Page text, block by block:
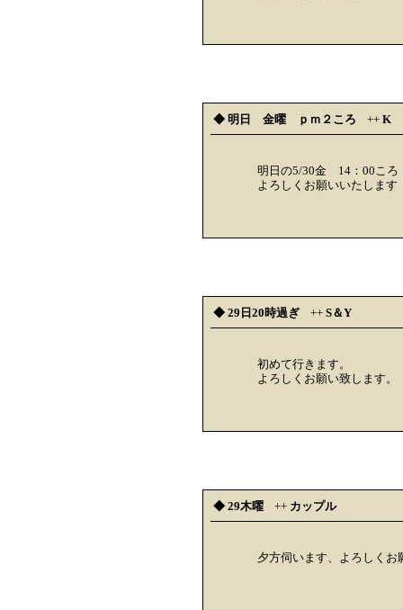
◆ 明日 金曜 ｐｍ２ころ ++ K
明日の5/30金 14：00こ
よろしくお願いいたします
◆ 29日20時過ぎ ++ S＆Y
初めて行きます。
よろしくお願い致します。
◆ 29木曜 ++ カップル
夕方伺います、よろしくお